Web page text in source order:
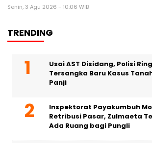
Senin, 3 Agu 2026 - 10:06 WIB
TRENDING
Usai AST Disidang, Polisi
Tersangka Baru Kasus
Panji
Inspektorat Payakumbuh
Retribusi Pasar, Zulmaeta
Ada Ruang bagi Pungli